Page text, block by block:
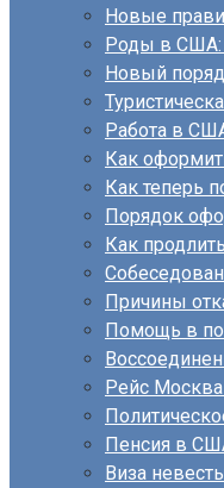
Новые
Роды в США:
Новый
Работа в
Как
Как теперь
Порядок
Как
Причины
Помощь в
Рейс
Пенсия в
Виза